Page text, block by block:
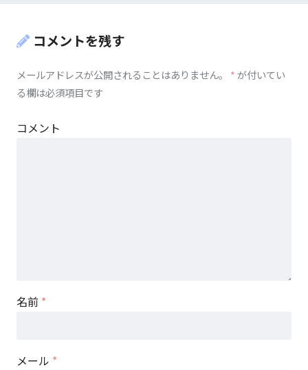
コメントを残す
メールアドレスが公開されることはありません。 *が付いてい
る欄は必須項目です
コメント
名前 *
メール *